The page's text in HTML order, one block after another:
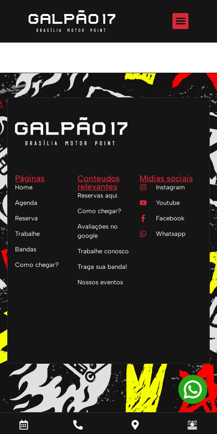
Páginas
Home
Agenda
Reserva
Trabalhe
Bandas
Como chegar?
Conteudos
relevantes
Reservas aqui
Como chegar?
Avaliações no
google
Trabalhe conosco
Traga sua banda!
Nossos eventos
Mídias sociais
Instagram
Youtube
Facebook
Whatsapp